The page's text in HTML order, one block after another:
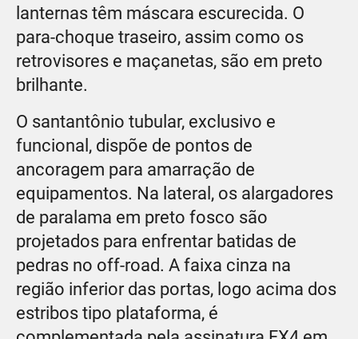
lanternas têm máscara escurecida. O
para-choque traseiro, assim como os
retrovisores e maçanetas, são em preto
brilhante.
O santantônio tubular, exclusivo e
funcional, dispõe de pontos de
ancoragem para amarração de
equipamentos. Na lateral, os alargadores
de paralama em preto fosco são
projetados para enfrentar batidas de
pedras no off-road. A faixa cinza na
região inferior das portas, logo acima dos
estribos tipo plataforma, é